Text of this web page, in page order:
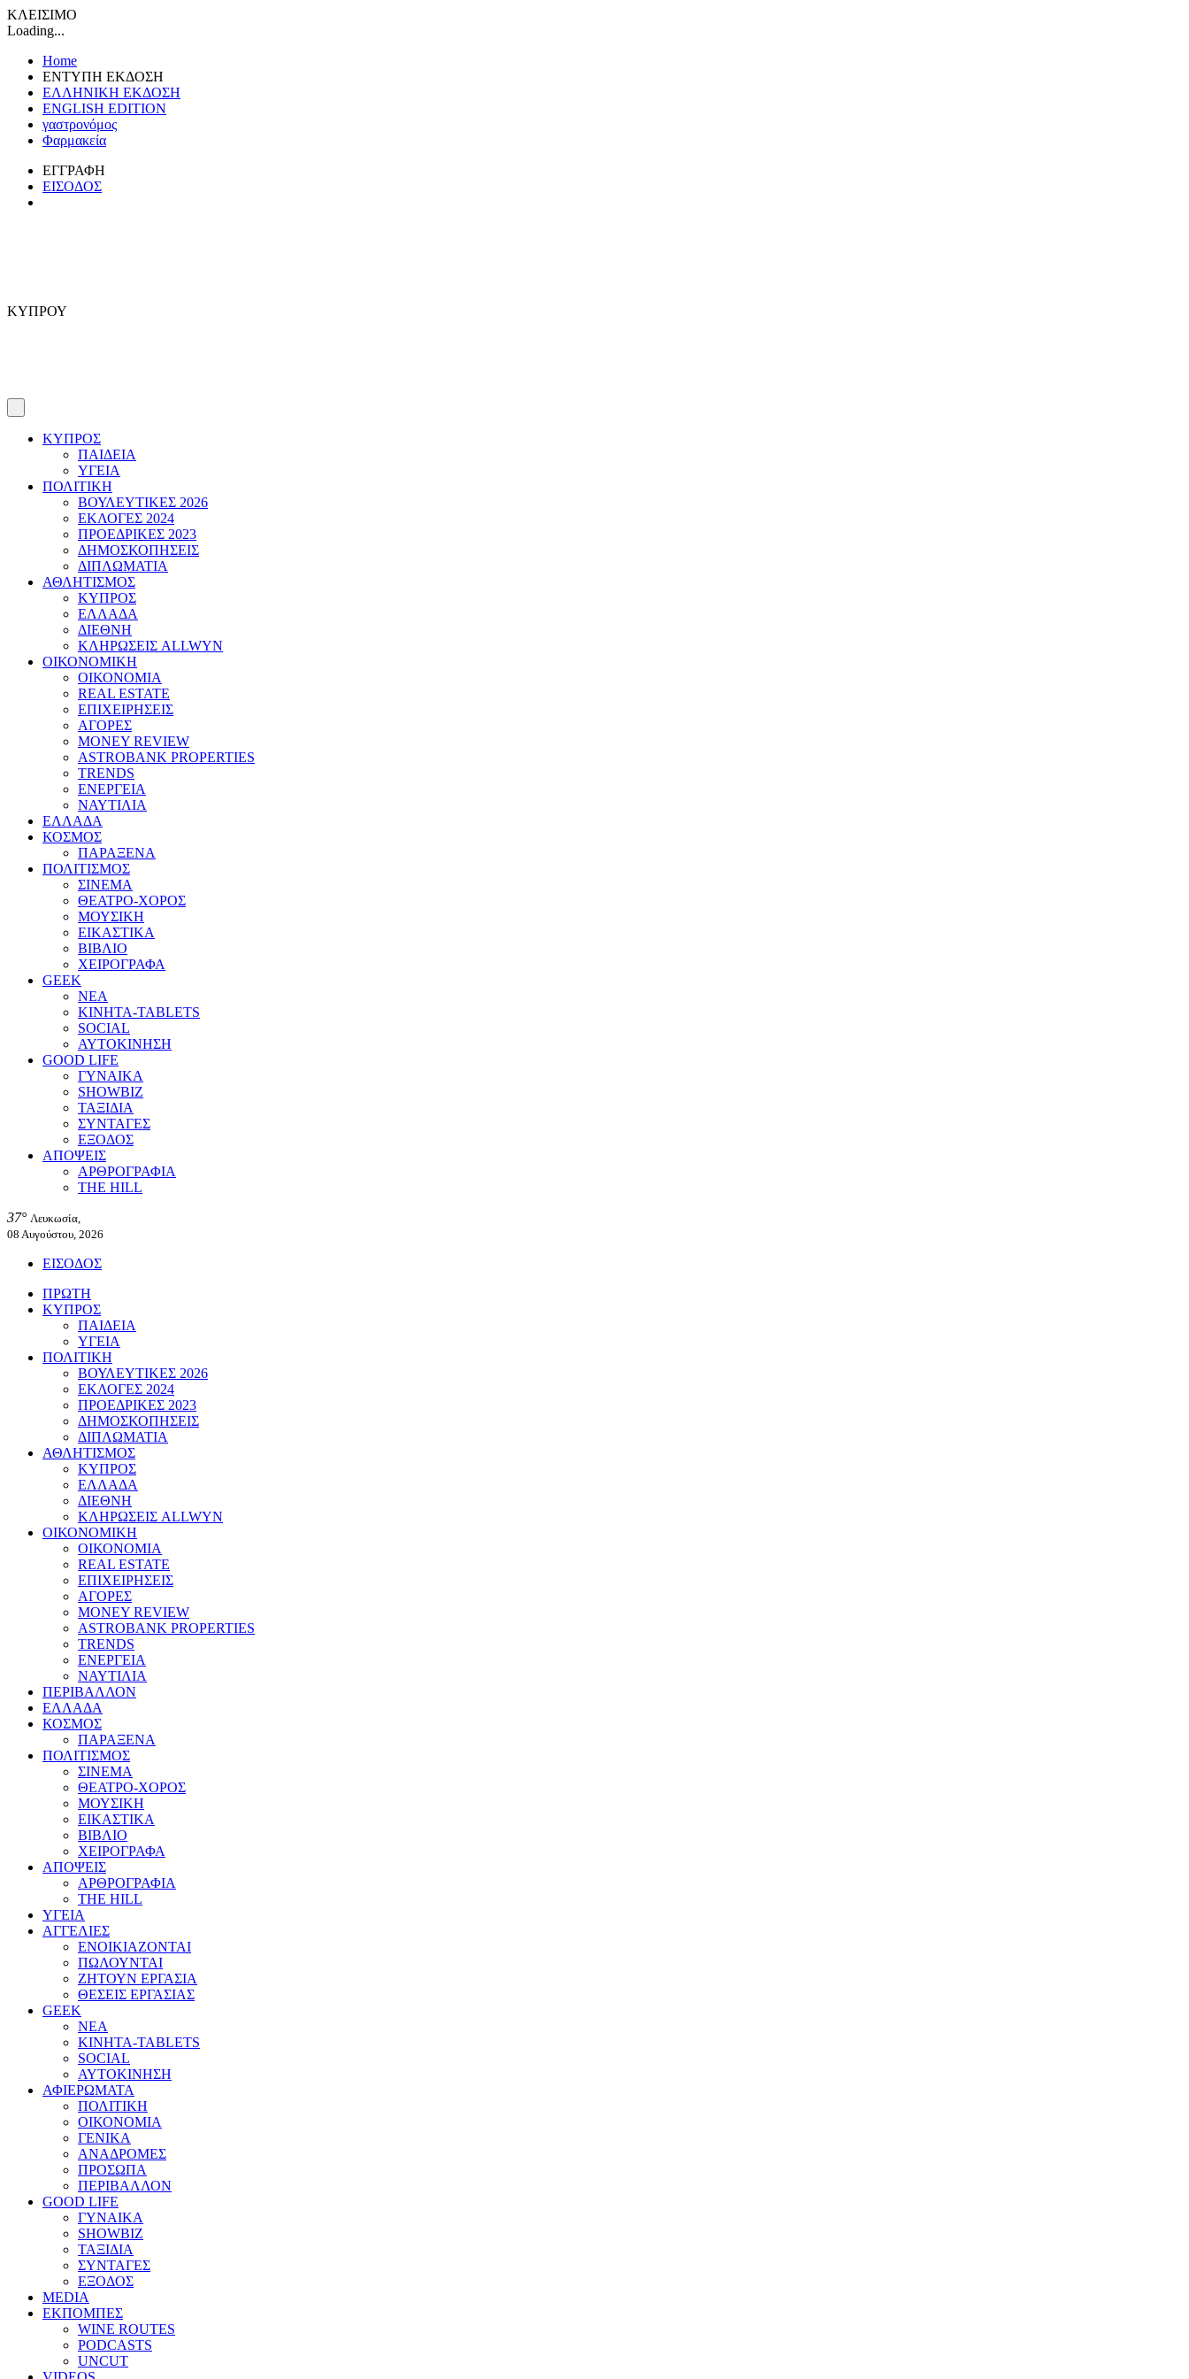
ΚΛΕΙΣΙΜΟ
Loading...
Home
ΕΝΤΥΠΗ ΕΚΔΟΣΗ
ΕΛΛΗΝΙΚΗ ΕΚΔΟΣΗ
ENGLISH EDITION
γαστρονόμος
Φαρμακεία
ΕΓΓΡΑΦΗ
ΕΙΣΟΔΟΣ
ΚΥΠΡΟΥ
ΚΥΠΡΟΣ
ΠΑΙΔΕΙΑ
ΥΓΕΙΑ
ΠΟΛΙΤΙΚΗ
ΒΟΥΛΕΥΤΙΚΕΣ 2026
ΕΚΛΟΓΕΣ 2024
ΠΡΟΕΔΡΙΚΕΣ 2023
ΔΗΜΟΣΚΟΠΗΣΕΙΣ
ΔΙΠΛΩΜΑΤΙΑ
ΑΘΛΗΤΙΣΜΟΣ
ΚΥΠΡΟΣ
ΕΛΛΑΔΑ
ΔΙΕΘΝΗ
ΚΛΗΡΩΣΕΙΣ ALLWYN
ΟΙΚΟΝΟΜΙΚΗ
ΟΙΚΟΝΟΜΙΑ
REAL ESTATE
ΕΠΙΧΕΙΡΗΣΕΙΣ
ΑΓΟΡΕΣ
MONEY REVIEW
ASTROBANK PROPERTIES
TRENDS
ΕΝΕΡΓΕΙΑ
ΝΑΥΤΙΛΙΑ
ΕΛΛΑΔΑ
ΚΟΣΜΟΣ
ΠΑΡΑΞΕΝΑ
ΠΟΛΙΤΙΣΜΟΣ
ΣΙΝΕΜΑ
ΘΕΑΤΡΟ-ΧΟΡΟΣ
ΜΟΥΣΙΚΗ
ΕΙΚΑΣΤΙΚΑ
ΒΙΒΛΙΟ
ΧΕΙΡΟΓΡΑΦΑ
GEEK
ΝΕΑ
ΚΙΝΗΤΑ-TABLETS
SOCIAL
ΑΥΤΟΚΙΝΗΣΗ
GOOD LIFE
ΓΥΝΑΙΚΑ
SHOWBIZ
ΤΑΞΙΔΙΑ
ΣΥΝΤΑΓΕΣ
ΕΞΟΔΟΣ
ΑΠΟΨΕΙΣ
ΑΡΘΡΟΓΡΑΦΙΑ
THE HILL
37° Λευκωσία,
08 Αυγούστου, 2026
ΕΙΣΟΔΟΣ
ΠΡΩΤΗ
ΚΥΠΡΟΣ
ΠΑΙΔΕΙΑ
ΥΓΕΙΑ
ΠΟΛΙΤΙΚΗ
ΒΟΥΛΕΥΤΙΚΕΣ 2026
ΕΚΛΟΓΕΣ 2024
ΠΡΟΕΔΡΙΚΕΣ 2023
ΔΗΜΟΣΚΟΠΗΣΕΙΣ
ΔΙΠΛΩΜΑΤΙΑ
ΑΘΛΗΤΙΣΜΟΣ
ΚΥΠΡΟΣ
ΕΛΛΑΔΑ
ΔΙΕΘΝΗ
ΚΛΗΡΩΣΕΙΣ ALLWYN
ΟΙΚΟΝΟΜΙΚΗ
ΟΙΚΟΝΟΜΙΑ
REAL ESTATE
ΕΠΙΧΕΙΡΗΣΕΙΣ
ΑΓΟΡΕΣ
MONEY REVIEW
ASTROBANK PROPERTIES
TRENDS
ΕΝΕΡΓΕΙΑ
ΝΑΥΤΙΛΙΑ
ΠΕΡΙΒΑΛΛΟΝ
ΕΛΛΑΔΑ
ΚΟΣΜΟΣ
ΠΑΡΑΞΕΝΑ
ΠΟΛΙΤΙΣΜΟΣ
ΣΙΝΕΜΑ
ΘΕΑΤΡΟ-ΧΟΡΟΣ
ΜΟΥΣΙΚΗ
ΕΙΚΑΣΤΙΚΑ
ΒΙΒΛΙΟ
ΧΕΙΡΟΓΡΑΦΑ
ΑΠΟΨΕΙΣ
ΑΡΘΡΟΓΡΑΦΙΑ
THE HILL
ΥΓΕΙΑ
ΑΓΓΕΛΙΕΣ
ΕΝΟΙΚΙΑΖΟΝΤΑΙ
ΠΩΛΟΥΝΤΑΙ
ΖΗΤΟΥΝ ΕΡΓΑΣΙΑ
ΘΕΣΕΙΣ ΕΡΓΑΣΙΑΣ
GEEK
ΝΕΑ
ΚΙΝΗΤΑ-TABLETS
SOCIAL
ΑΥΤΟΚΙΝΗΣΗ
ΑΦΙΕΡΩΜΑΤΑ
ΠΟΛΙΤΙΚΗ
ΟΙΚΟΝΟΜΙΑ
ΓΕΝΙΚΑ
ΑΝΑΔΡΟΜΕΣ
ΠΡΟΣΩΠΑ
ΠΕΡΙΒΑΛΛΟΝ
GOOD LIFE
ΓΥΝΑΙΚΑ
SHOWBIZ
ΤΑΞΙΔΙΑ
ΣΥΝΤΑΓΕΣ
ΕΞΟΔΟΣ
MEDIA
ΕΚΠΟΜΠΕΣ
WINE ROUTES
PODCASTS
UNCUT